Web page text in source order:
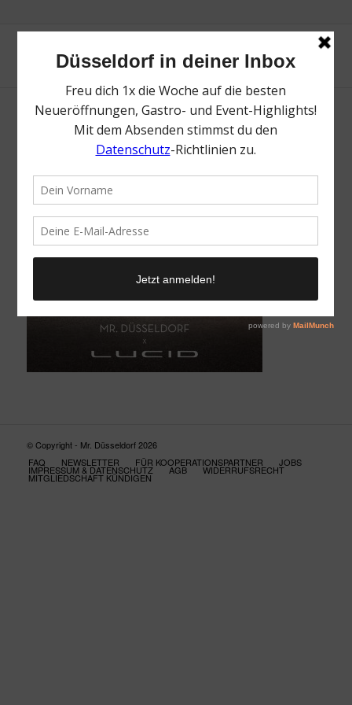
© Copyright - Mr. Düsseldorf 2026
FAQ
NEWSLETTER FÜR KOOPERATIONSPARTNER JOBS
IMPRESSUM & DATENSCHUTZ AGB WIDERRUFSRECHT
MITGLIEDSCHAFT KÜNDIGEN